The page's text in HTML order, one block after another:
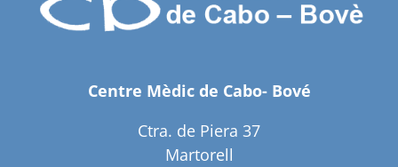
Centre Mèdic de Cabo- Bové
Ctra. de Piera 37
Martorell